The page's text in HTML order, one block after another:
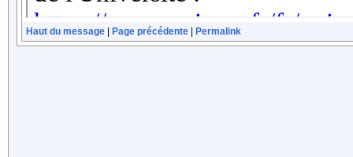
Haut du message Page précédente Permalink